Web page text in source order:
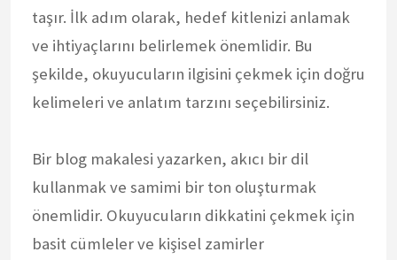
taşır. İlk adım olarak, hedef kitlenizi anlamak
ve ihtiyaçlarını belirlemek önemlidir. Bu
şekilde, okuyucuların ilgisini çekmek için doğru
kelimeleri ve anlatım tarzını seçebilirsiniz.
Bir blog makalesi yazarken, akıcı bir dil
kullanmak ve samimi bir ton oluşturmak
önemlidir. Okuyucuların dikkatini çekmek için
basit cümleler ve kişisel zamirler